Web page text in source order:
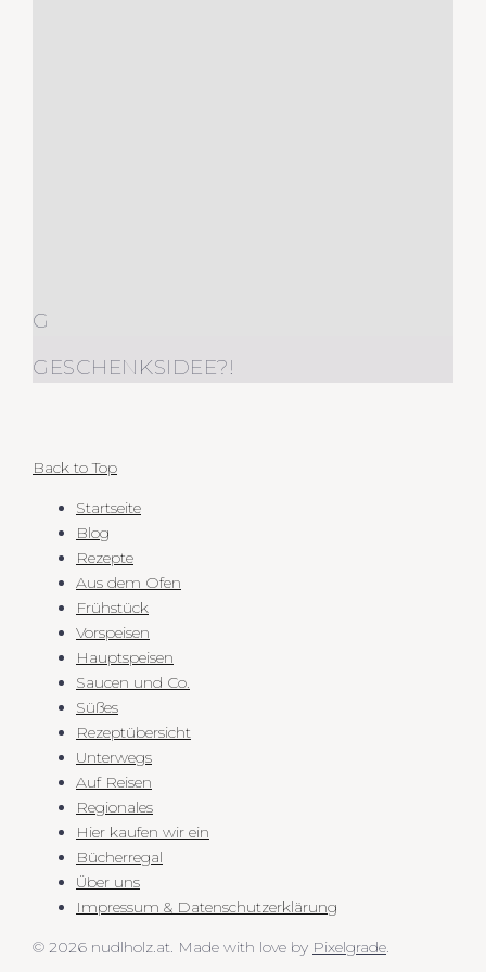
G
GESCHENKSIDEE?!
Back to Top
Startseite
Blog
Rezepte
Aus dem Ofen
Frühstück
Vorspeisen
Hauptspeisen
Saucen und Co.
Süßes
Rezeptübersicht
Unterwegs
Auf Reisen
Regionales
Hier kaufen wir ein
Bücherregal
Über uns
Impressum & Datenschutzerklärung
© 2026 nudlholz.at. Made with love by Pixelgrade.